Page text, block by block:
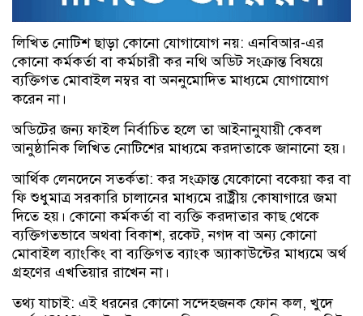
লিখিত নোটিশ ছাড়া কোনো যোগাযোগ নয়: এনবিআর-এর
কোনো কর্মকর্তা বা কর্মচারী কর নথি অডিট সংক্রান্ত বিষয়ে
ব্যক্তিগত মোবাইল নম্বর বা অননুমোদিত মাধ্যমে যোগাযোগ
করেন না।
অডিটের জন্য ফাইল নির্বাচিত হলে তা আইনানুযায়ী কেবল
আনুষ্ঠানিক লিখিত নোটিশের মাধ্যমে করদাতাকে জানানো হয়।
আর্থিক লেনদেনে সতর্কতা: কর সংক্রান্ত যেকোনো বকেয়া কর বা
ফি শুধুমাত্র সরকারি চালানের মাধ্যমে রাষ্ট্রীয় কোষাগারে জমা
দিতে হয়। কোনো কর্মকর্তা বা ব্যক্তি করদাতার কাছ থেকে
ব্যক্তিগতভাবে অথবা বিকাশ, রকেট, নগদ বা অন্য কোনো
মোবাইল ব্যাংকিং বা ব্যক্তিগত ব্যাংক অ্যাকাউন্টের মাধ্যমে অর্থ
গ্রহণের এখতিয়ার রাখেন না।
তথ্য যাচাই: এই ধরনের কোনো সন্দেহজনক ফোন কল, খুদে